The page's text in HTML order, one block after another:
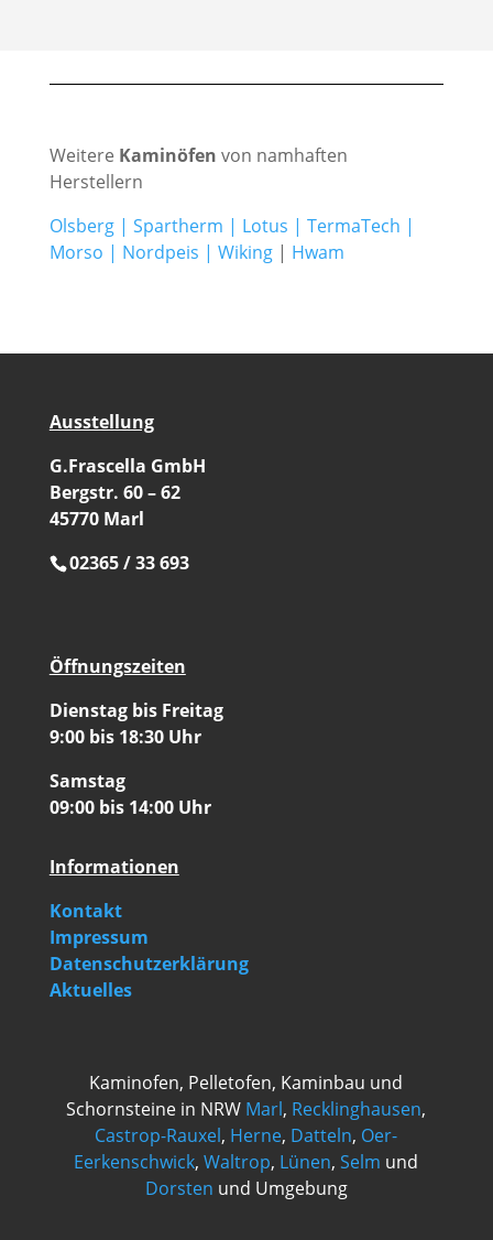
Weitere Kaminöfen von namhaften
Herstellern
Olsberg| Spartherm | Lotus | TermaTech |
Morso | Nordpeis | Wiking| Hwam
Ausstellung
G.Frascella GmbH
Bergstr. 60 – 62
45770 Marl
02365 / 33 693
Öffnungszeiten
Dienstag bis Freitag
9:00 bis 18:30 Uhr
Samstag
09:00 bis 14:00 Uhr
Informationen
Kontakt
Impressum
Datenschutzerklärung
Aktuelles
Kaminofen, Pelletofen, Kaminbau und
Schornsteine in NRW Marl, Recklinghausen,
Castrop-Rauxel, Herne, Datteln, Oer-
Eerkenschwick,Waltrop, Lünen,Selm und
Dorsten und Umgebung